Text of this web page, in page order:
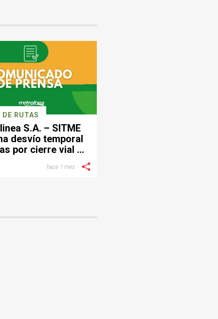
DE RUTAS
S.A. – SITME
desvío temporal
por cierre vial en
hace 1 mes